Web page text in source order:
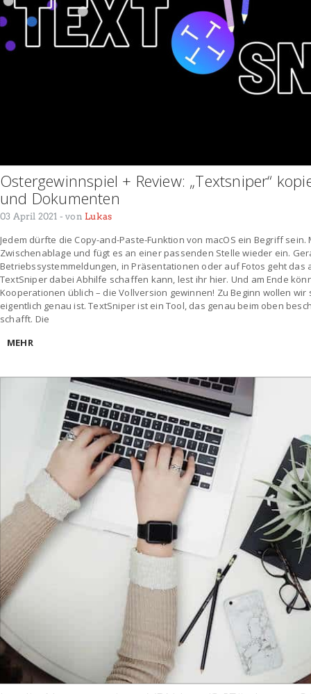
Ostergewinnspiel + Review: „Textsniper“
und Dokumenten
03 April 2021 - von Lukas
Jedem dürfte die Copy-and-Paste-Funktion von macOS ein Begriff
Zwischenablage und fügt es an einer passenden Stelle wieder ein.
Betriebssystemmeldungen, in Präsentationen oder auf Fotos geht das
TextSniper dabei Abhilfe schaffen kann, lest ihr hier. Und am Ende
Kooperationen üblich – die Vollversion gewinnen! Zu Beginn wollen
eigentlich genau ist. TextSniper ist ein Tool, das genau beim oben
schafft. Die
MEHR